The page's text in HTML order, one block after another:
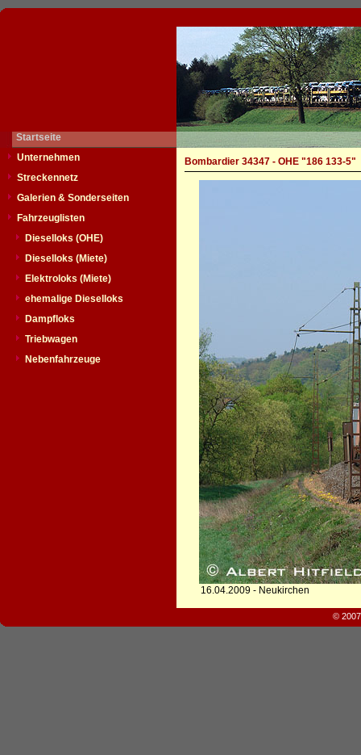
Startseite
Unternehmen
Streckennetz
Galerien & Sonderseiten
Fahrzeuglisten
Dieselloks (OHE)
Dieselloks (Miete)
Elektroloks (Miete)
ehemalige Dieselloks
Dampfloks
Triebwagen
Nebenfahrzeuge
Bombardier 34347 - OHE "186 133-5"
16.04.2009 - Neukirchen
©